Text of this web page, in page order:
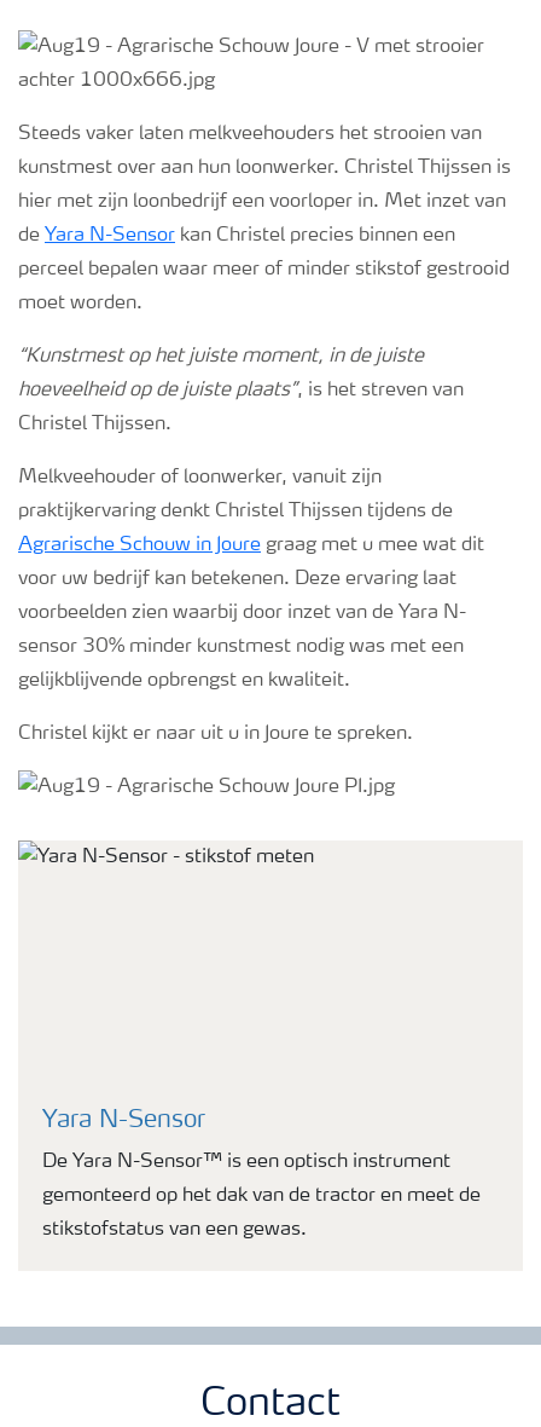
Webinars
Steeds vaker laten melkveehouders het strooien van
kunstmest over aan hun loonwerker. Christel Thijssen is
hier met zijn loonbedrijf een voorloper in. Met inzet van
de Yara N-Sensor kan Christel precies binnen een
perceel bepalen waar meer of minder stikstof gestrooid
moet worden.
“Kunstmest op het juiste moment, in de juiste
hoeveelheid op de juiste plaats”, is het streven van
Christel Thijssen.
Melkveehouder of loonwerker, vanuit zijn
praktijkervaring denkt Christel Thijssen tijdens de
Agrarische Schouw in Joure graag met u mee wat dit
voor uw bedrijf kan betekenen. Deze ervaring laat
voorbeelden zien waarbij door inzet van de Yara N-
sensor 30% minder kunstmest nodig was met een
gelijkblijvende opbrengst en kwaliteit.
Christel kijkt er naar uit u in Joure te spreken.
Yara N-Sensor
De Yara N-Sensor™ is een optisch instrument
gemonteerd op het dak van de tractor en meet de
stikstofstatus van een gewas.
Contact